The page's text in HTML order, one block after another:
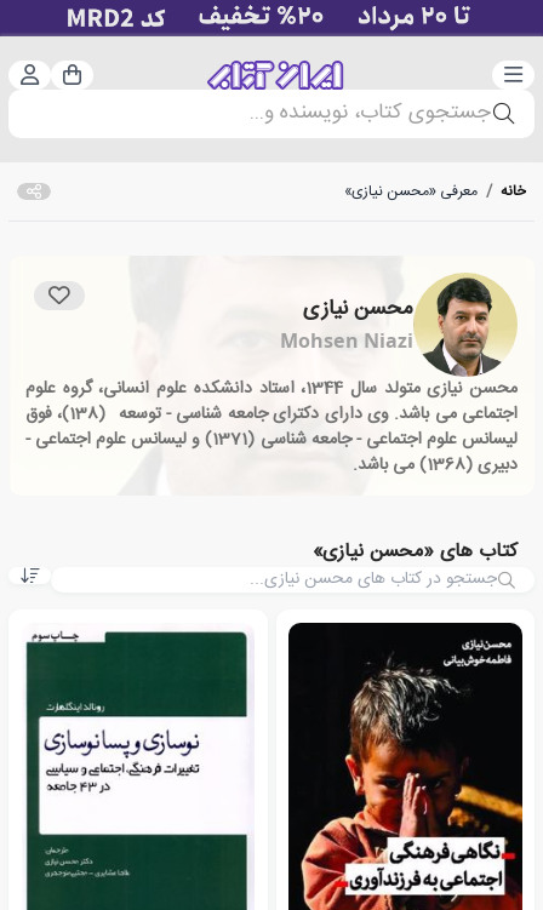
دسته‌بندی سبد
جستجوی کتاب، نویسنده و...
خانه / معرفی «محسن نیازی»
محسن نیازی
Mohsen Niazi
محسن نیازی متولد سال 1344، استاد دانشکده علوم انسانی، گروه علوم
اجتماعی می باشد. وی دارای دکترای جامعه شناسی - توسعه
(138)، فوق
لیسانس علوم اجتماعی - جامعه شناسی (1371) و لیسانس علوم اجتماعی -
دبیری (1368) می باشد.
کتاب های «محسن نیازی»